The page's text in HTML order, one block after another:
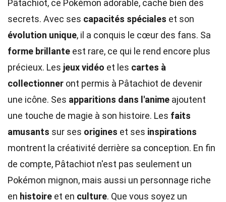
Pâtachiot, ce Pokémon adorable, cache bien des
secrets. Avec ses capacités spéciales et son
évolution unique, il a conquis le cœur des fans. Sa
forme brillante est rare, ce qui le rend encore plus
précieux. Les jeux vidéo et les cartes à
collectionner ont permis à Pâtachiot de devenir
une icône. Ses apparitions dans l'anime ajoutent
une touche de magie à son histoire. Les faits
amusants sur ses origines et ses inspirations
montrent la créativité derrière sa conception. En fin
de compte, Pâtachiot n'est pas seulement un
Pokémon mignon, mais aussi un personnage riche
en histoire et en culture. Que vous soyez un